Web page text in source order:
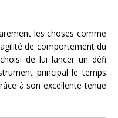
les choses comme
de comportement du
de lui lancer un défi
principal le temps
à son excellente tenue